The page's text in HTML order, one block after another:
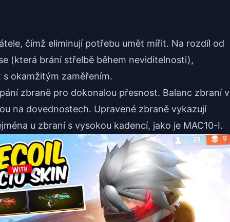
čímž eliminují potřebu umět mířit. Na rozdíl od
(která brání střelbě během neviditelnosti),
okamžitým zaměřením.
zbraně pro dokonalou přesnost. Balanc zbraní v
na dovednostech. Upravené zbraně vykazují
u zbraní s vysokou kadencí, jako je MAC10-I.